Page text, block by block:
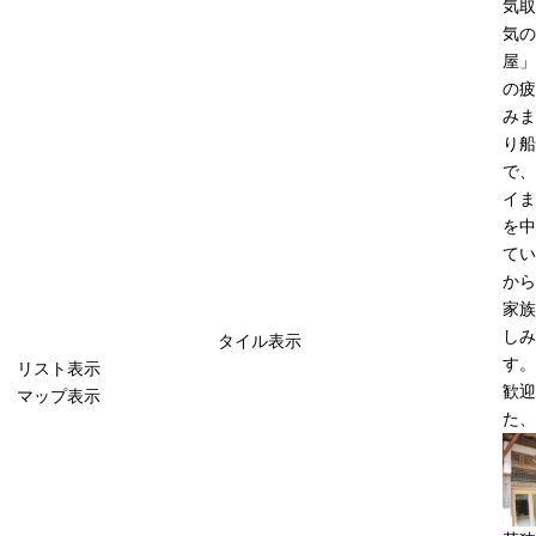
タイル表示
リスト表示
マップ表示
気
気
屋
の
み
り
で
イ
を
て
か
家
し
す
歓
た